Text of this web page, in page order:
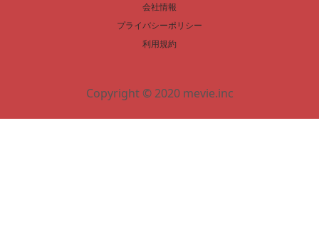
会社情報
プライバシーポリシー
利用規約
Copyright © 2020 mevie.inc